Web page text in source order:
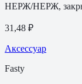
НЕРЖ/НЕРЖ,
31,48 ₽
Аксессуар
Fasty